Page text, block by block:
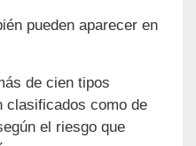
pueden aparecer en
de cien tipos
clasificados como de
el riesgo que